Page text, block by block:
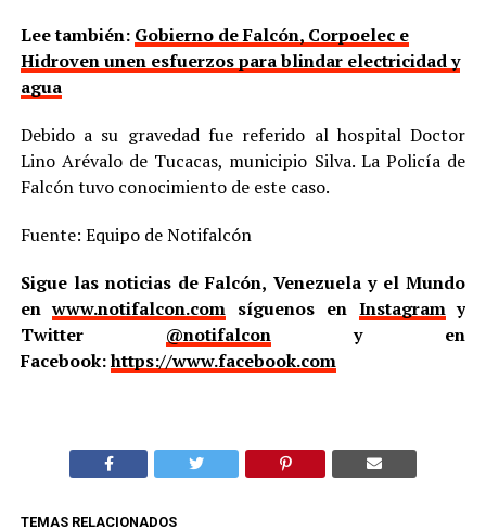
Lee también: Gobierno de Falcón, Corpoelec e
Hidroven unen esfuerzos para blindar electricidad y
agua
Debido a su gravedad fue referido al hospital Doctor
Lino Arévalo de Tucacas, municipio Silva. La Policía de
Falcón tuvo conocimiento de este caso.
Fuente: Equipo de Notifalcón
Sigue las noticias de Falcón, Venezuela y el Mundo
enwww.notifalcon.com síguenos en Instagramy
Twitter @notifalcony en
Facebook:https://www.facebook.com
TEMAS RELACIONADOS